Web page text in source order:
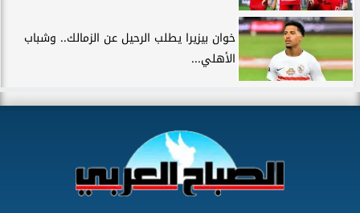
خوان بيزيرا يطلب الرحيل عن الزمالك.. وشباب
الأهلي...